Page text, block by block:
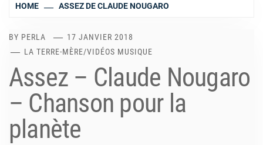
HOME ASSEZ DE CLAUDE NOUGARO
BY PERLA
17 JANVIER 2018
LA TERRE-MÈRE/VIDÉOS MUSIQUE
Assez – Claude Nougaro
– Chanson pour la
planète